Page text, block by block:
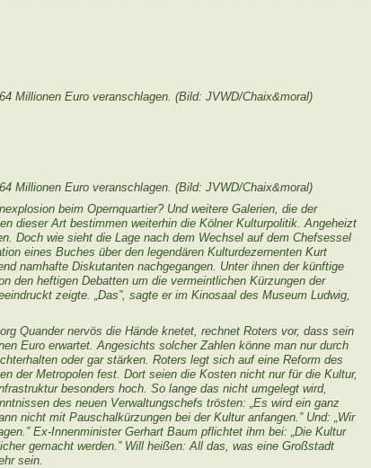
Millionen Euro veranschlagen. (Bild: JVWD/Chaix&moral)
Millionen Euro veranschlagen. (Bild: JVWD/Chaix&moral)
beim Opernquartier? Und weitere Galerien, die der
dieser Art bestimmen weiterhin die Kölner Kulturpolitik. Angeheizt
Doch wie sieht die Lage nach dem Wechsel auf dem Chefsessel
eines Buches über den legendären Kulturdezernenten Kurt
namhafte Diskutanten nachgegangen. Unter ihnen der künftige
den heftigen Debatten um die vermeintlichen Kürzungen der
zeigte. „Das”, sagte er im Kinosaal des Museum Ludwig,
Quander nervös die Hände knetet, rechnet Roters vor, dass sein
Euro erwartet. Angesichts solcher Zahlen könne man nur durch
oder gar stärken. Roters legt sich auf eine Reform des
der Metropolen fest. Dort seien die Kosten nicht nur für die Kultur,
besonders hoch. So lange das nicht umgelegt wird,
des neuen Verwaltungschefs trösten: „Es wird ein ganz
nicht mit Pauschalkürzungen bei der Kultur anfangen.” Und: „Wir
Ex-Innenminister Gerhart Baum pflichtet ihm bei: „Die Kultur
gemacht werden.” Will heißen: All das, was eine Großstadt
sein.